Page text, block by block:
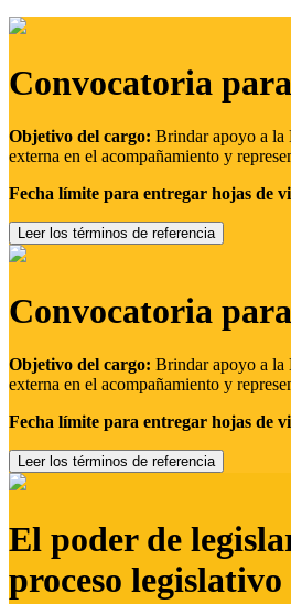
Convocatoria
Objetivo del cargo: Brindar apoyo a la
externa en el acompañamiento y
Fecha límite para entregar hojas de
Leer los términos de referencia
Convocatoria
Objetivo del cargo: Brindar apoyo a la
externa en el acompañamiento y
Fecha límite para entregar hojas de
Leer los términos de referencia
El poder de
proceso legislativo